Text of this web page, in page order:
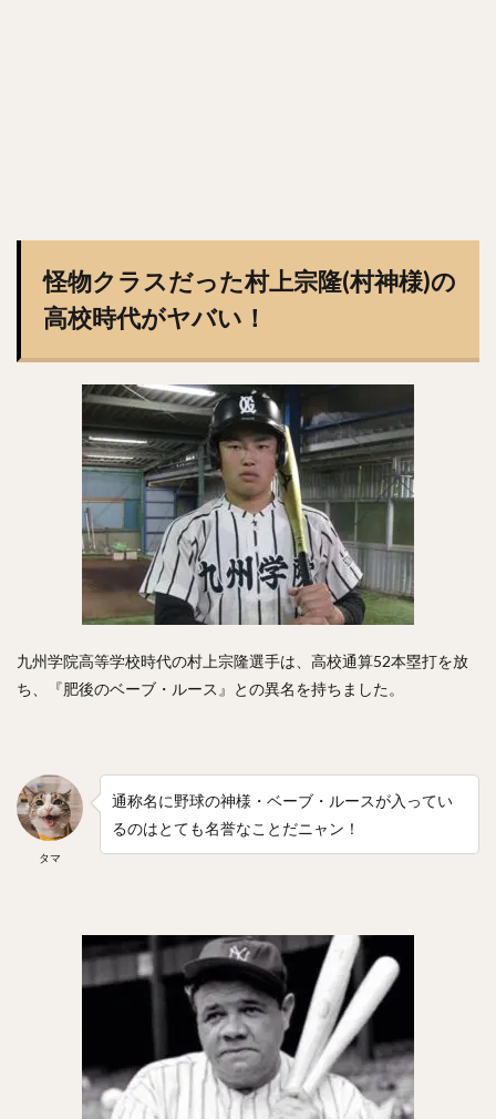
怪物クラスだった村上宗隆(村神様)の
高校時代がヤバい！
九州学院高等学校時代の村上宗隆選手は、高校通算52本塁打を放
ち、『肥後のベーブ・ルース』との異名を持ちました。
タマ
通称名に野球の神様・ベーブ・ルースが入ってい
るのはとても名誉なことだニャン！